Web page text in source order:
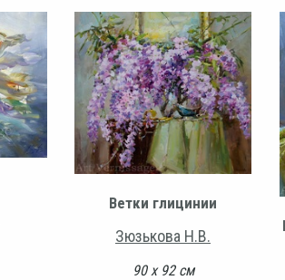
Ветки глицинии
Зюзькова Н.В.
90 х 92 см